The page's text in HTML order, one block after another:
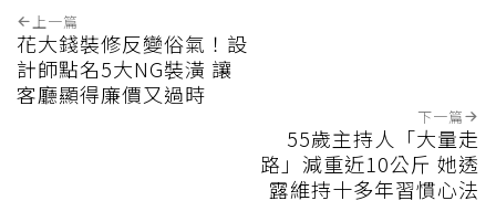
上一篇
花大錢裝修反變俗氣！設
計師點名5大NG裝潢 讓
客廳顯得廉價又過時
下一篇
55歲主持人「大量走
路」減重近10公斤 她透
露維持十多年習慣心法